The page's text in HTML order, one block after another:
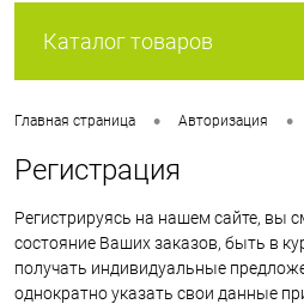
Каталог товаров
Главная страница • Авторизация •
Регистрация
Регистрируясь на нашем сайте, вы
состояние Ваших заказов, быть в
получать индивидуальные
однократно указать свои данные